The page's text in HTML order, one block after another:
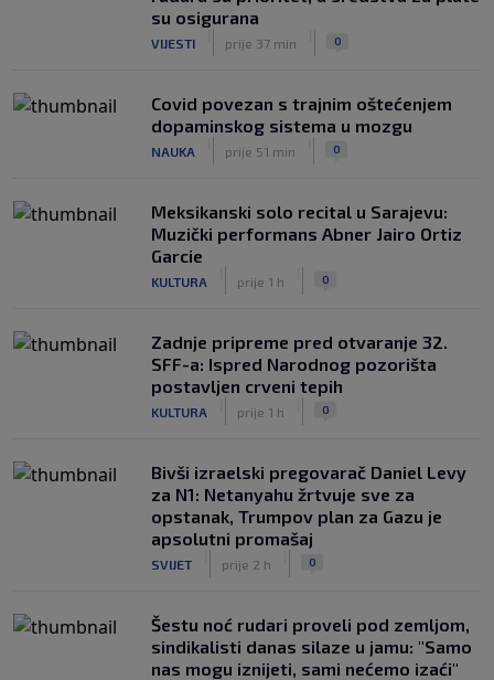
NOGOMET
|
prije 2 h
su osigurana
VIJESTI prije 37 min 0
Covid povezan s trajnim oštećenjem
dopaminskog sistema u mozgu
NAUKA prije 51 min 0
Meksikanski solo recital u Sarajevu:
Muzički performans Abner Jairo Ortiz
Garcie
KULTURA prije 1 h 0
Zadnje pripreme pred otvaranje 32.
SFF-a: Ispred Narodnog pozorišta
postavljen crveni tepih
KULTURA prije 1 h 0
Bivši izraelski pregovarač Daniel Levy
za N1: Netanyahu žrtvuje sve za
opstanak, Trumpov plan za Gazu je
apsolutni promašaj
SVIJET prije 2 h 0
Šestu noć rudari proveli pod zemljom,
sindikalisti danas silaze u jamu: "Samo
nas mogu iznijeti, sami nećemo izaći"